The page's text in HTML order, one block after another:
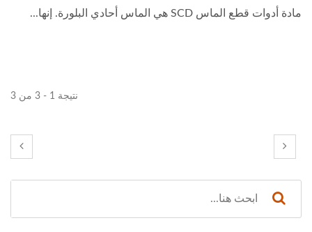
مادة أدوات قطع الماس SCD هي الماس أحادي البلورة. إنها...
نتيجة 1 - 3 من 3